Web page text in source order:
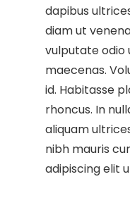
dapibus
diam ut
vulputate odio
maecenas.
id. Habitasse
rhoncus. In
aliquam
nibh mauris
adipiscing elit